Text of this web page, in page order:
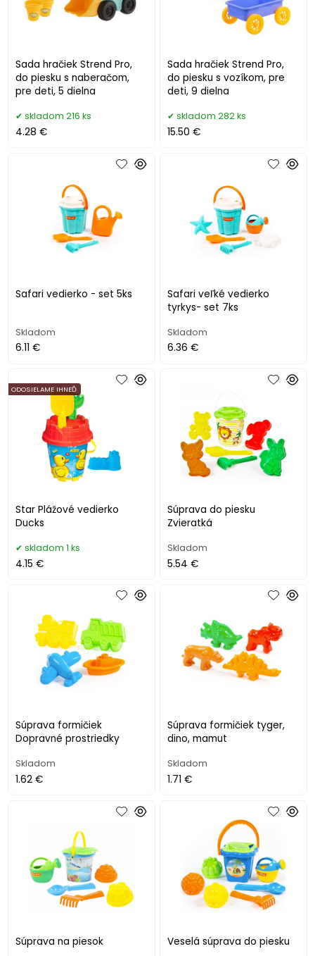
Sada hračiek Strend Pro,
do piesku s naberačom,
pre deti, 5 dielna
skladom 216 ks
4.28 €
Sada hračiek Strend Pro,
do piesku s vozíkom, pre
deti, 9 dielna
skladom 282 ks
15.50 €
Safari vedierko - set 5ks
Skladom
6.11 €
Safari veľké vedierko
tyrkys- set 7ks
Skladom
6.36 €
Star Plážové vedierko
Ducks
ODOSIELAME IHNEĎ
skladom 1 ks
4.15 €
Súprava do piesku
Zvieratká
Skladom
5.54 €
Súprava formičiek
Dopravné prostriedky
Skladom
1.62 €
Súprava formičiek tyger,
dino, mamut
Skladom
1.71 €
Súprava na piesok Veselá súprava do piesku